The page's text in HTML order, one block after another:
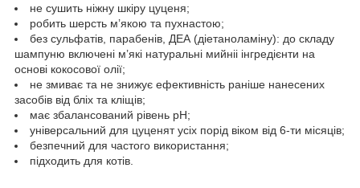
не сушить ніжну шкіру цуценя;
робить шерсть м’якою та пухнастою;
без сульфатів, парабенів, ДЕА (діетаноламіну): до складу
шампуню включені м’які натуральні мийніі інгредієнти на
основі кокосової олії;
не змиває та не знижує ефективність раніше нанесених
засобів від бліх та кліщів;
має збалансований рівень рН;
універсальний для цуценят усіх порід віком від 6-ти місяців;
безпечний для частого використання;
підходить для котів.